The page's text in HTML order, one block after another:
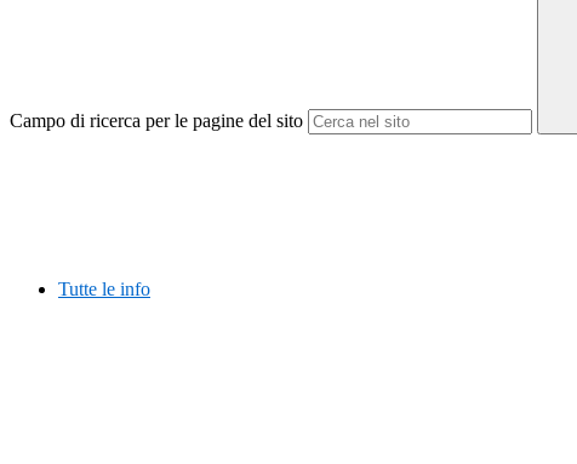
Campo di ricerca per le pagine del sito
Tutte le info